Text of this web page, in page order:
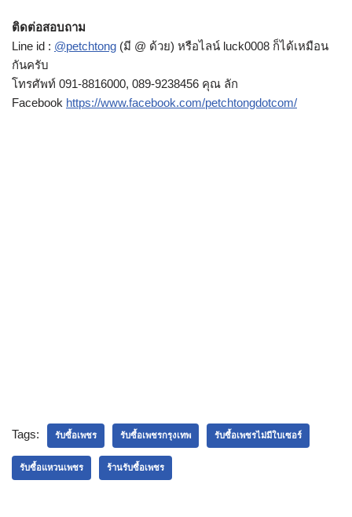
ติดต่อสอบถาม
Line id : @petchtong (มี @ ด้วย) หรือไลน์ luck0008 ก็ได้เหมือน
กันครับ
โทรศัพท์ 091-8816000, 089-9238456 คุณ ลัก
Facebook https://www.facebook.com/petchtongdotcom/
Tags: รับซื้อเพชร รับซื้อเพชรกรุงเทพ รับซื้อเพชรไม่มีใบเซอร์
รับซื้อแหวนเพชร ร้านรับซื้อเพชร